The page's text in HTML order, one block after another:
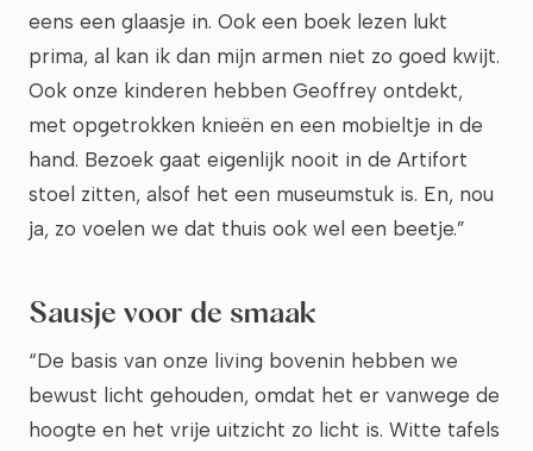
eens een glaasje in. Ook een boek lezen lukt
prima, al kan ik dan mijn armen niet zo goed kwijt.
Ook onze kinderen hebben Geoffrey ontdekt,
met opgetrokken knieën en een mobieltje in de
hand. Bezoek gaat eigenlijk nooit in de Artifort
stoel zitten, alsof het een museumstuk is. En, nou
ja, zo voelen we dat thuis ook wel een beetje.”
Sausje voor de smaak
“De basis van onze living bovenin hebben we
bewust licht gehouden, omdat het er vanwege de
hoogte en het vrije uitzicht zo licht is. Witte tafels